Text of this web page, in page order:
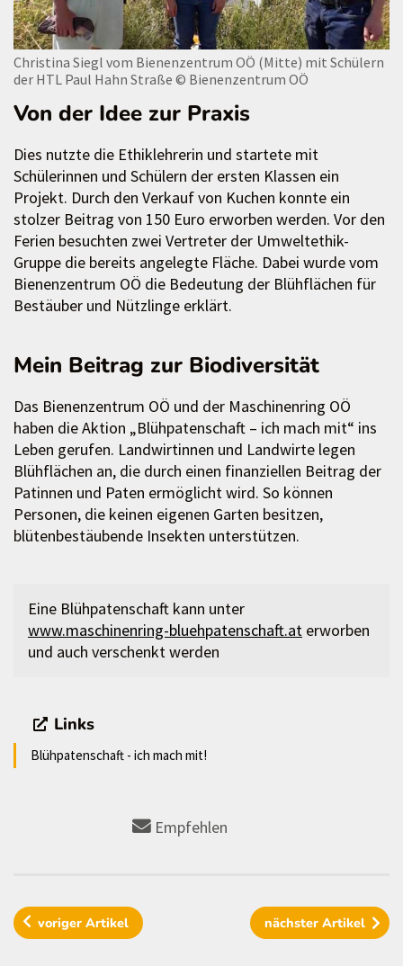
Christina Siegl vom Bienenzentrum OÖ (Mitte) mit Schülern
der HTL Paul Hahn Straße © Bienenzentrum OÖ
Von der Idee zur Praxis
Dies nutzte die Ethiklehrerin und startete mit
Schülerinnen und Schülern der ersten Klassen ein
Projekt. Durch den Verkauf von Kuchen konnte ein
stolzer Beitrag von 150 Euro erworben werden. Vor den
Ferien besuchten zwei Vertreter der Umweltethik-
Gruppe die bereits angelegte Fläche. Dabei wurde vom
Bienenzentrum OÖ die Bedeutung der Blühflächen für
Bestäuber und Nützlinge erklärt.
Mein Beitrag zur Biodiversität
Das Bienenzentrum OÖ und der Maschinenring OÖ
haben die Aktion „Blühpatenschaft – ich mach mit“ ins
Leben gerufen. Landwirtinnen und Landwirte legen
Blühflächen an, die durch einen finanziellen Beitrag der
Patinnen und Paten ermöglicht wird. So können
Personen, die keinen eigenen Garten besitzen,
blütenbestäubende Insekten unterstützen.
Eine Blühpatenschaft kann unter
www.maschinenring-bluehpatenschaft.at erworben
und auch verschenkt werden
Links
Blühpatenschaft - ich mach mit!
Empfehlen
vorigerArtikel nächster Artikel